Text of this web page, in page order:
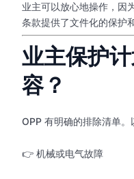
业主可以放心地操作，
条款提供了文件化的保护
业主保护
容？
OPP 有明确的排除清单。
👉 机械或电气故障